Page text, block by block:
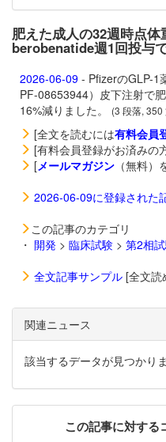
肥えた成人の32週時点
berobenatide週1回投与
2026-06-09 - PfizerのGLP-1
PF-08653944）皮下注射で
16%減りました。
(3 段落, 350
[全文を読むには有料会員
[有料会員登録がお済みの
[メールマガジン （無料
2026-06-09に登録された
この記事のカテゴリ
・ 開発 > 臨床試験 > 第2相
全文記事サンプル [全文読
関連ニュース
該当するデータが見つかり
この記事に対する